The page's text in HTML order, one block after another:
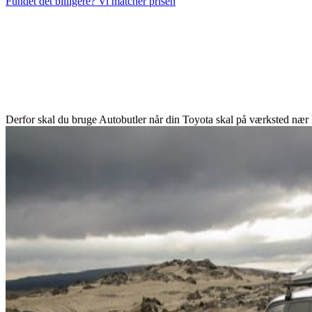
Derfor skal du bruge Autobutler når din Toyota skal på værksted nær